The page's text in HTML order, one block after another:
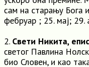
сам на старању Бога
фебруар ; 25. мај; 29.
2. Свети Никита,
светог Павлина
био Словен, и као